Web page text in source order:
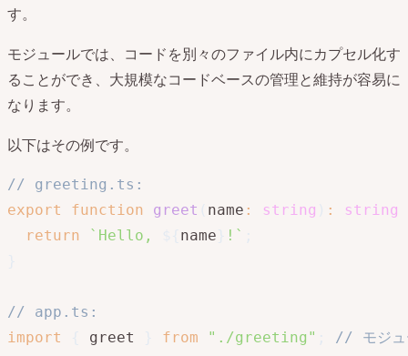
す。
モジュールでは、コードを別々のファイル内にカプセル化す
ることができ、大規模なコードベースの管理と維持が容易に
なります。
以下はその例です。
// greeting.ts:
export
function greet name : string :
string
return
` Hello, name ! `
// app.ts:
import
greet from "./greeting" // モジュ